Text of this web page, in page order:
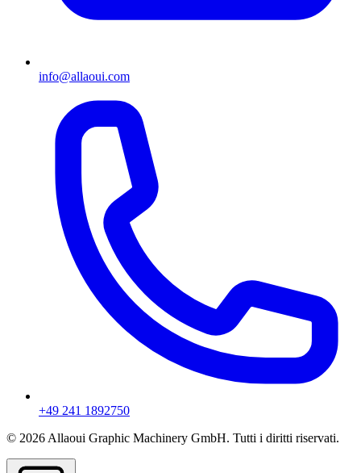
info@allaoui.com
+49 241 1892750
© 2026 Allaoui Graphic Machinery GmbH. Tutti i diritti riservati.